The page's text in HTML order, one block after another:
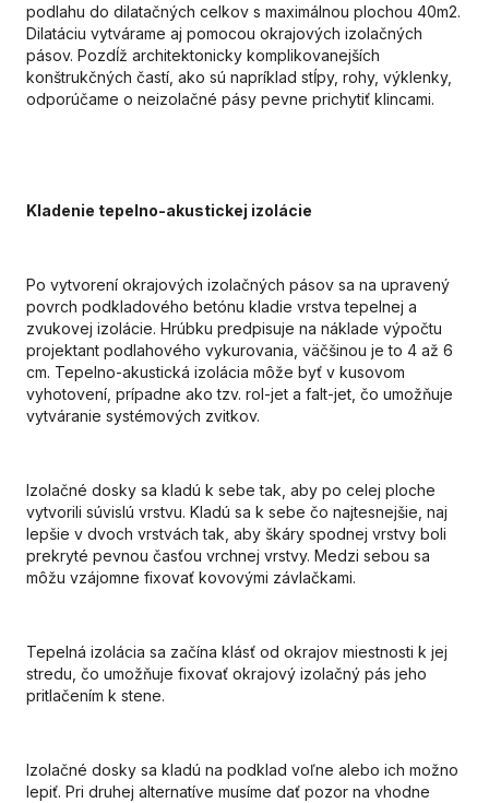
podlahu do dilatačných celkov s maximálnou plochou 40m2.
Dilatáciu vytvárame aj pomocou okrajových izolačných
pásov. Pozdĺž architektonicky komplikovanejších
konštrukčných častí, ako sú napríklad stĺpy, rohy, výklenky,
odporúčame o neizolačné pásy pevne prichytiť klincami.
Kladenie tepelno-akustickej izolácie
Po vytvorení okrajových izolačných pásov sa na upravený
povrch podkladového betónu kladie vrstva tepelnej a
zvukovej izolácie. Hrúbku predpisuje na náklade výpočtu
projektant podlahového vykurovania, väčšinou je to 4 až 6
cm. Tepelno-akustická izolácia môže byť v kusovom
vyhotovení, prípadne ako tzv. rol-jet a falt-jet, čo umožňuje
vytváranie systémových zvitkov.
Izolačné dosky sa kladú k sebe tak, aby po celej ploche
vytvorili súvislú vrstvu. Kladú sa k sebe čo najtesnejšie, naj
lepšie v dvoch vrstvách tak, aby škáry spodnej vrstvy boli
prekryté pevnou časťou vrchnej vrstvy. Medzi sebou sa
môžu vzájomne fixovať kovovými závlačkami.
Tepelná izolácia sa začína klásť od okrajov miestnosti k jej
stredu, čo umožňuje fixovať okrajový izolačný pás jeho
pritlačením k stene.
Izolačné dosky sa kladú na podklad voľne alebo ich možno
lepiť. Pri druhej alternatíve musíme dať pozor na vhodne